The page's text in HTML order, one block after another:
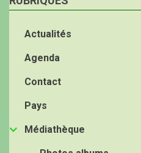
Actualités
Agenda
Contact
Pays
Médiathèque